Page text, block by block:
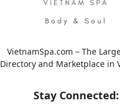
VietnamSpa.com – The
Directory and Marketplace in
Stay Connected: